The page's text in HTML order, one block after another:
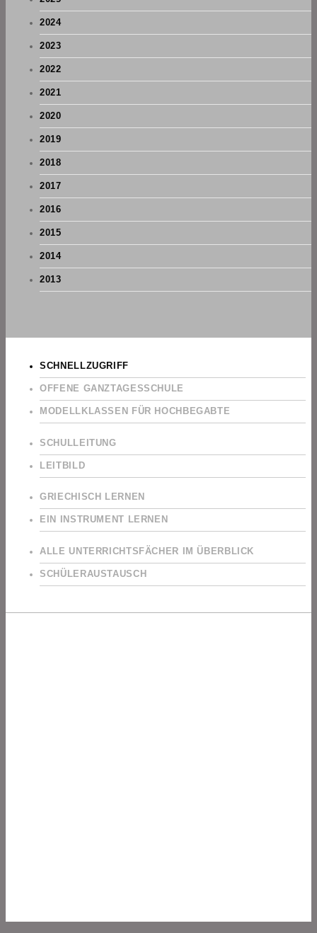
2024
2023
2022
2021
2020
2019
2018
2017
2016
2015
2014
2013
SCHNELLZUGRIFF
OFFENE GANZTAGESSCHULE
MODELLKLASSEN FÜR HOCHBEGABTE
SCHULLEITUNG
LEITBILD
GRIECHISCH LERNEN
EIN INSTRUMENT LERNEN
ALLE UNTERRICHTSFÄCHER IM ÜBERBLICK
SCHÜLERAUSTAUSCH